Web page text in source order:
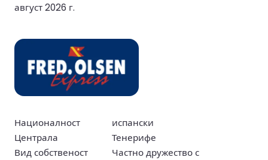
август 2026 г.
Националност
испански
Централа
Тенерифе
Вид собственост
Частно дружество с